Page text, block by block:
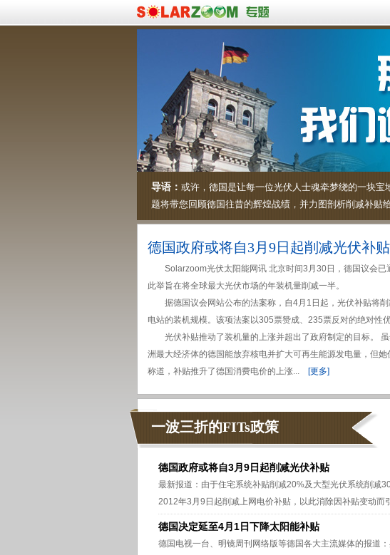
导语： 或许，德国是让每一位光伏人士魂牵梦绕的一块
题将带您回顾德国往昔的辉煌战绩，并力图剖析削减补
德国政府或将自3月9日起削减光伏补贴
Solarzoom光伏太阳能网讯 北京时间3月30日，德国议会已
此举旨在将全球最大光伏市场的年装机量削减一半。
据德国议会网站公布的法案称，自4月1日起，光伏补贴将
电站的装机规模。该项法案以305票赞成、235票反对的绝对性优
光伏补贴推动了装机量的上涨并超出了政府制定的目标。
洲最大经济体的德国能放弃核电并扩大可再生能源发电量，但
称道，补贴推升了德国消费电价的上涨...
[更多]
一波三折的FITs政策
德国政府或将自3月9日起削减光伏补贴
最新报道：由于住宅系统补贴削减20%及大型光伏系统削减
2012年3月9日起削减上网电价补贴，以此消除因补贴变动而
德国决定延至4月1日下降太阳能补贴
德国电视一台、明镜周刊网络版等德国各大主流媒体的报道